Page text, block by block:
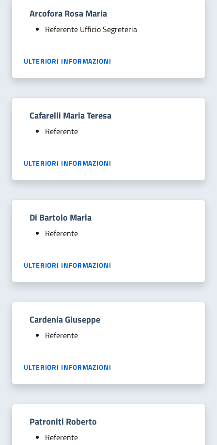
Arcofora Rosa Maria
Referente Ufficio Segreteria
ULTERIORI INFORMAZIONI
Cafarelli Maria Teresa
Referente
ULTERIORI INFORMAZIONI
Di Bartolo Maria
Referente
ULTERIORI INFORMAZIONI
Cardenia Giuseppe
Referente
ULTERIORI INFORMAZIONI
Patroniti Roberto
Referente